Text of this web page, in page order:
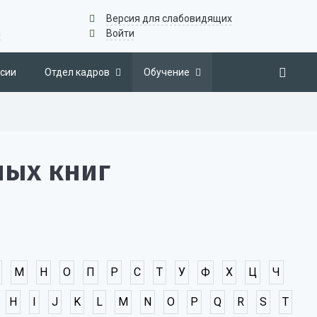
Версия для слабовидящих
Войти
Отдел кадров Обучение
книг
М Н О П Р С Т У Ф Х Ц Ч
H I J K L M N O P Q R S T